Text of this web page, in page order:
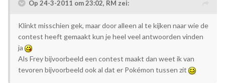
Op 24-3-2011 om 23:02, RM zei:
Klinkt misschien gek, maar door alleen al te kijken naar wie de
contest heeft gemaakt kun je heel veel antwoorden vinden
ja
Als Frey bijvoorbeeld een contest maakt dan weet ik van
tevoren bijvoorbeeld ook al dat er Pokémon tussen zit